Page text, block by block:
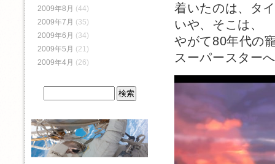
着いたのは、タ
いや、そこは、
やがて80年代の
スーパースター
2009年8月 (44)
2009年7月 (35)
2009年6月 (34)
2009年5月 (21)
2009年4月 (26)